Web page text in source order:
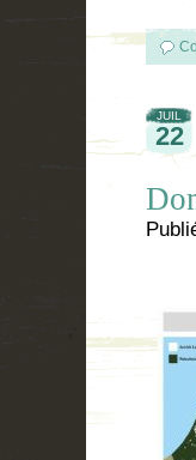
JUIL
22